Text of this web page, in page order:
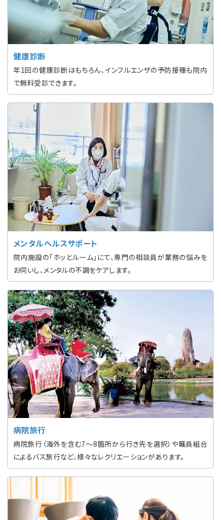
健康診断
年1回の健康診断はもちろん、インフルエンザの予防接種も院内
で無料受診できます。
メンタルヘルスサポート
院内施設の「ホッとルーム」にて、専門の相談員が業務の悩みを
お伺いし、メンタルの不調をケアします。
病院旅行
病院旅行（海外を含む7〜8箇所から行き先を選択）や職員組合
によるバス旅行など、様々なレクリエーションがあります。